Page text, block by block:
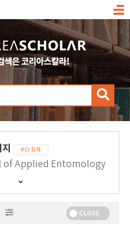
메
검
지 KCI 등재
of Applied Entomology
간
행
CLOSE